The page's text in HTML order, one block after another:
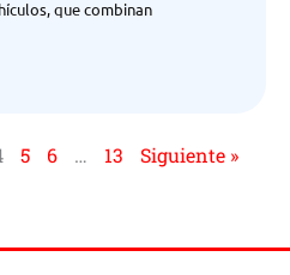
que combinan
5 6 … 13 Siguiente »